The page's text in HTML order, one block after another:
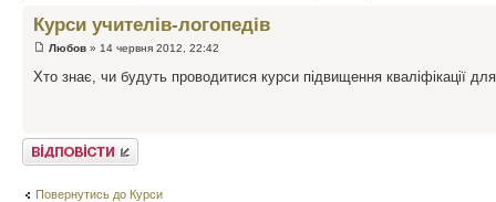
Курси учителів-логопедів
Любов » 14 червня 2012, 22:42
Хто знає, чи будуть проводитися курси підвищення кваліфікації
Відповісти
Повернутись до Курси